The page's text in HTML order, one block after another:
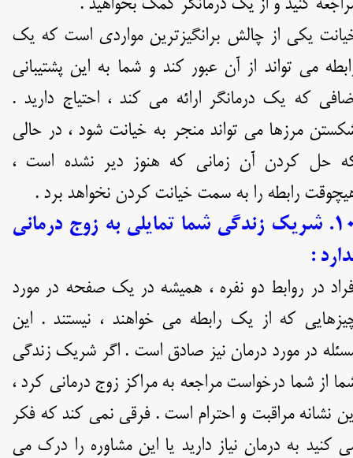
کنید و از یک درمانگر کمک بخواهید .
یکی از چالش برانگیزترین مواردی است که یک
می تواند از آن عبور کند و شما به این پشتیبانی
که یک درمانگر ارائه می کند ، احتیاج دارید .
مرزها می تواند منجر به خیانت شود ، در حالی
حل کردن آن زمانی که هنوز دیر نشده است ،
رابطه را به سمت خیانت کردن نخواهد برد .
۱۰. شریک زندگی شما تمایلی به زوج درمانی
:
در روابط دو نفره ، همیشه در یک صفحه در مورد
که از یک رابطه می خواهند ، نیستند . این
در مورد درمان نیز صادق است . اگر شریک زندگی
از شما درخواست مراجعه به مراکز زوج درمانی کرد ،
نشانه مراقبت و احترام است . فرقی نمی کند که فکر
کنید به درمان نیاز دارید یا این مشاوره را درک می